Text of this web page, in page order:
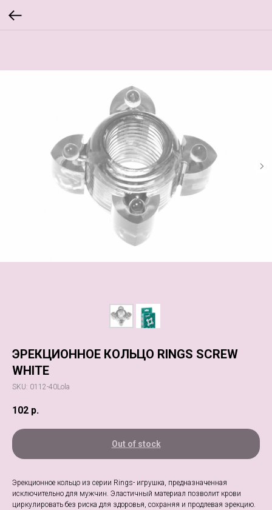
ЭРЕКЦИОННОЕ КОЛЬЦО RINGS SCREW
WHITE
SKU: 0112-40Lola
102 р.
Out of stock
Эрекционное кольцо из серии Rings- игрушка, предназначенная
исключительно для мужчин. Эластичный материал позволит крови
циркулировать без риска для здоровья, сохраняя и продлевая эрекцию.